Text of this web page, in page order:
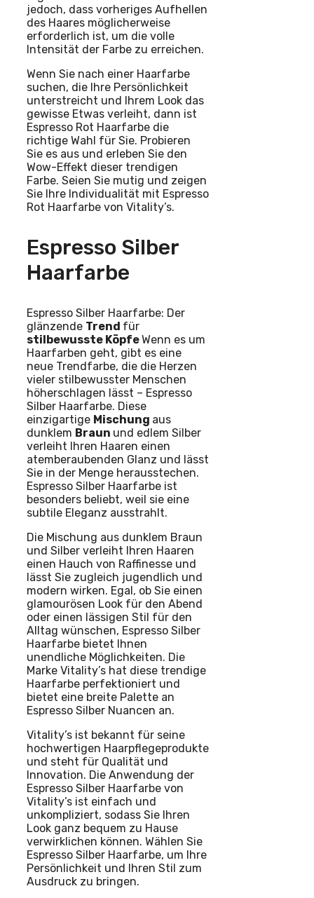
jedoch, dass vorheriges Aufhellen
des Haares möglicherweise
erforderlich ist, um die volle
Intensität der Farbe zu erreichen.
Wenn Sie nach einer Haarfarbe
suchen, die Ihre Persönlichkeit
unterstreicht und Ihrem Look das
gewisse Etwas verleiht, dann ist
Espresso Rot Haarfarbe die
richtige Wahl für Sie. Probieren
Sie es aus und erleben Sie den
Wow-Effekt dieser trendigen
Farbe. Seien Sie mutig und zeigen
Sie Ihre Individualität mit Espresso
Rot Haarfarbe von Vitality’s.
Espresso Silber
Haarfarbe
Espresso Silber Haarfarbe: Der
glänzende Trend für
stilbewusste KöpfeWenn es um
Haarfarben geht, gibt es eine
neue Trendfarbe, die die Herzen
vieler stilbewusster Menschen
höherschlagen lässt – Espresso
Silber Haarfarbe. Diese
einzigartige Mischung aus
dunklem Braun und edlem Silber
verleiht Ihren Haaren einen
atemberaubenden Glanz und lässt
Sie in der Menge herausstechen.
Espresso Silber Haarfarbe ist
besonders beliebt, weil sie eine
subtile Eleganz ausstrahlt.
Die Mischung aus dunklem Braun
und Silber verleiht Ihren Haaren
einen Hauch von Raffinesse und
lässt Sie zugleich jugendlich und
modern wirken. Egal, ob Sie einen
glamourösen Look für den Abend
oder einen lässigen Stil für den
Alltag wünschen, Espresso Silber
Haarfarbe bietet Ihnen
unendliche Möglichkeiten. Die
Marke Vitality’s hat diese trendige
Haarfarbe perfektioniert und
bietet eine breite Palette an
Espresso Silber Nuancen an.
Vitality’s ist bekannt für seine
hochwertigen Haarpflegeprodukte
und steht für Qualität und
Innovation. Die Anwendung der
Espresso Silber Haarfarbe von
Vitality’s ist einfach und
unkompliziert, sodass Sie Ihren
Look ganz bequem zu Hause
verwirklichen können. Wählen Sie
Espresso Silber Haarfarbe, um Ihre
Persönlichkeit und Ihren Stil zum
Ausdruck zu bringen.